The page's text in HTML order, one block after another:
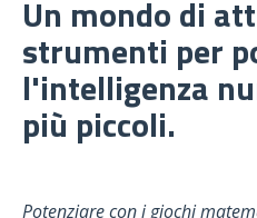
Un mondo di
strumenti per
l'intelligenza
più piccoli.
Potenziare con i giochi